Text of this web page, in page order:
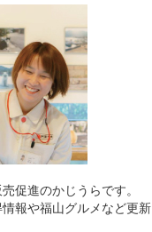
促進のかじうらです。
報や福山グルメなど更新